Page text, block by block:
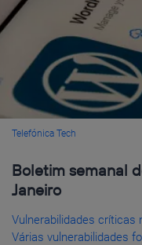
Telefónica Tech
Boletim semanal
Janeiro
Vulnerabilidades críticas
Várias vulnerabilidades